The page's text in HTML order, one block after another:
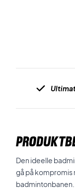
Den ideelle
gå på kompromis
badmintonbanen.